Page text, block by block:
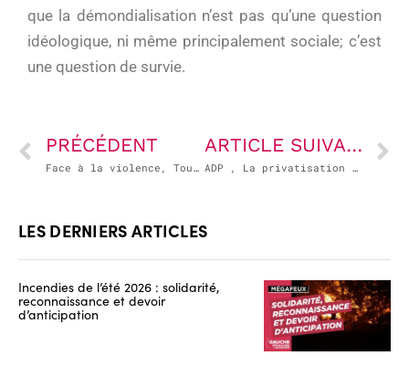
que la démondialisation n’est pas qu’une question
idéologique, ni même principalement sociale; c’est
une question de survie.
PRÉCÉDENT
Face à la violence, Tous aux urnes !
ARTICLE SUIVANT
ADP , La privatisation ne décolle pas!
LES DERNIERS ARTICLES
Incendies de l’été 2026 : solidarité,
reconnaissance et devoir
d’anticipation